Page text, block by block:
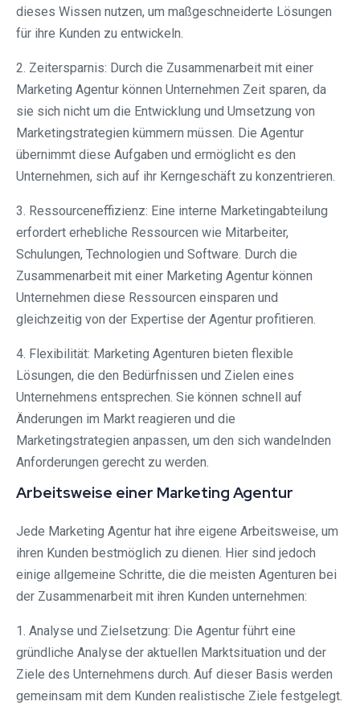
dieses Wissen nutzen, um maßgeschneiderte Lösungen
für ihre Kunden zu entwickeln.
2. Zeitersparnis: Durch die Zusammenarbeit mit einer
Marketing Agentur können Unternehmen Zeit sparen, da
sie sich nicht um die Entwicklung und Umsetzung von
Marketingstrategien kümmern müssen. Die Agentur
übernimmt diese Aufgaben und ermöglicht es den
Unternehmen, sich auf ihr Kerngeschäft zu konzentrieren.
3. Ressourceneffizienz: Eine interne Marketingabteilung
erfordert erhebliche Ressourcen wie Mitarbeiter,
Schulungen, Technologien und Software. Durch die
Zusammenarbeit mit einer Marketing Agentur können
Unternehmen diese Ressourcen einsparen und
gleichzeitig von der Expertise der Agentur profitieren.
4. Flexibilität: Marketing Agenturen bieten flexible
Lösungen, die den Bedürfnissen und Zielen eines
Unternehmens entsprechen. Sie können schnell auf
Änderungen im Markt reagieren und die
Marketingstrategien anpassen, um den sich wandelnden
Anforderungen gerecht zu werden.
Arbeitsweise einer Marketing Agentur
Jede Marketing Agentur hat ihre eigene Arbeitsweise, um
ihren Kunden bestmöglich zu dienen. Hier sind jedoch
einige allgemeine Schritte, die die meisten Agenturen bei
der Zusammenarbeit mit ihren Kunden unternehmen:
1. Analyse und Zielsetzung: Die Agentur führt eine
gründliche Analyse der aktuellen Marktsituation und der
Ziele des Unternehmens durch. Auf dieser Basis werden
gemeinsam mit dem Kunden realistische Ziele festgelegt.